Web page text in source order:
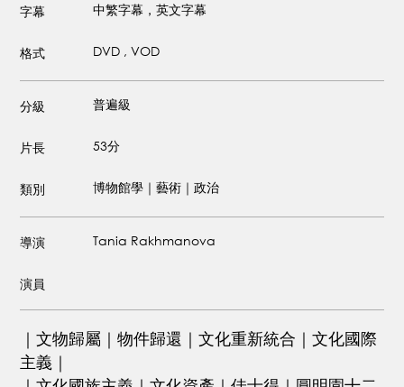
字幕 中繁字幕，英文字幕
格式 DVD , VOD
分級 普遍級
片長 53分
類別 博物館學｜藝術｜政治
導演 Tania Rakhmanova
演員
｜文物歸屬｜物件歸還｜文化重新統合｜文化國際
主義｜